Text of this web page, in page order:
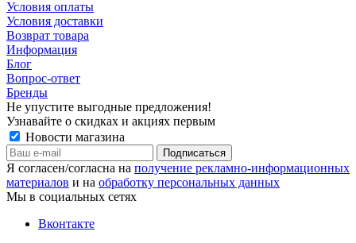
Условия оплаты
Условия доставки
Возврат товара
Информация
Блог
Вопрос-ответ
Бренды
Не упустите выгодные предложения!
Узнавайте о скидках и акциях первым
Новости магазина
Я согласен/согласна на получение рекламно-информационных
материалов и на обработку персональных данных
Мы в социальных сетях
Вконтакте